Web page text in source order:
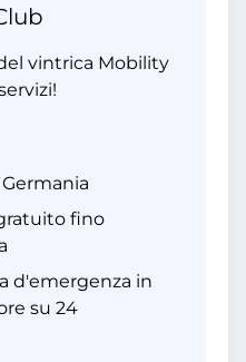
vintrica Mobility
fino
d'emergenza in
su 24